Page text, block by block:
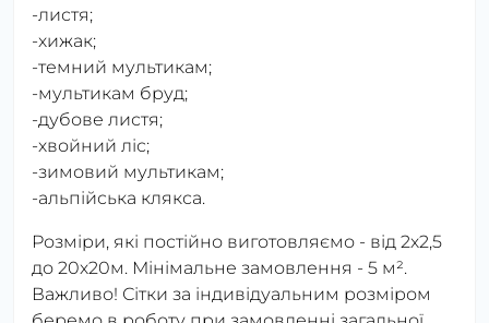
-листя;
-хижак;
-темний мультикам;
-мультикам бруд;
-дубове листя;
-хвойний ліс;
-зимовий мультикам;
-альпійська клякса.
Розміри, які постійно виготовляємо - від 2х2,5
до 20х20м. Мінімальне замовлення - 5 м².
Важливо! Сітки за індивідуальним розміром